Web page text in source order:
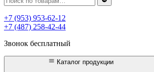
+7 (953) 953-62-12
+7 (487) 258-42-44
Звонок бесплатный
Каталог продукции